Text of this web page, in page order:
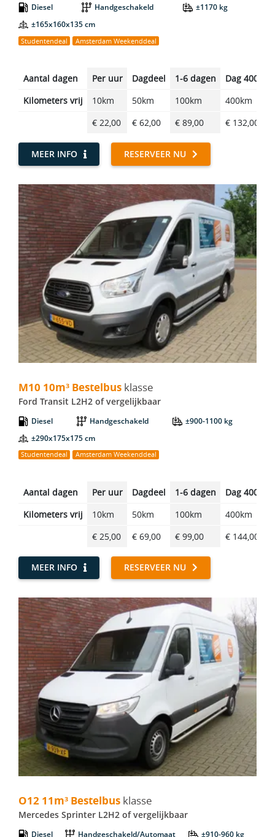
Diesel Handgeschakeld
±1170 kg
±165x160x135 cm
Studentendeal Amsterdam Weekenddeal
Aantal dagen Per uur Dagdeel 1-6 dagen
Dag 400km
Kilometers vrij
10km 50km 100km
400km
€ 22,00
€ 62,00 € 89,00 € 132,00
MEER INFO RESERVEER NU
M10 10m³ Bestelbus klasse
Ford Transit L2H2 of vergelijkbaar
Diesel Handgeschakeld
±900-1100 kg
±290x175x175 cm
Studentendeal Amsterdam Weekenddeal
Aantal dagen Per uur Dagdeel 1-6 dagen
Dag 400km
Kilometers vrij
10km 50km 100km
400km
€ 25,00
€ 69,00 € 99,00 € 144,00
MEER INFO RESERVEER NU
O12 11m³ Bestelbus klasse
Mercedes Sprinter L2H2 of vergelijkbaar
Diesel Handgeschakeld/Automaat
±910-960 kg